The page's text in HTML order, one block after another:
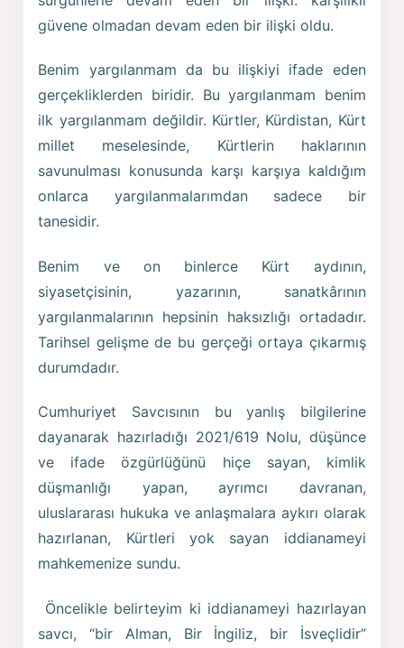
güvene olmadan devam eden bir ilişki oldu.
Benim yargılanmam da bu ilişkiyi ifade eden
gerçekliklerden biridir. Bu yargılanmam benim
ilk yargılanmam değildir. Kürtler, Kürdistan, Kürt
millet meselesinde, Kürtlerin haklarının
savunulması konusunda karşı karşıya kaldığım
onlarca yargılanmalarımdan sadece bir
tanesidir.
Benim ve on binlerce Kürt aydının,
siyasetçisinin, yazarının, sanatkârının
yargılanmalarının hepsinin haksızlığı ortadadır.
Tarihsel gelişme de bu gerçeği ortaya çıkarmış
durumdadır.
Cumhuriyet Savcısının bu yanlış bilgilerine
dayanarak hazırladığı 2021/619 Nolu, düşünce
ve ifade özgürlüğünü hiçe sayan, kimlik
düşmanlığı yapan, ayrımcı davranan,
uluslararası hukuka ve anlaşmalara aykırı olarak
hazırlanan, Kürtleri yok sayan iddianameyi
mahkemenize sundu.
Öncelikle belirteyim ki iddianameyi hazırlayan
savcı, “bir Alman, Bir İngiliz, bir İsveçlidir”